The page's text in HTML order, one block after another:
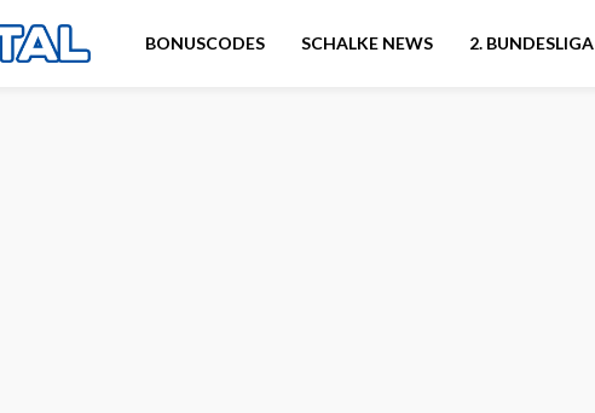
BONUSCODES SCHALKE NEWS 2. BUNDESLIGA